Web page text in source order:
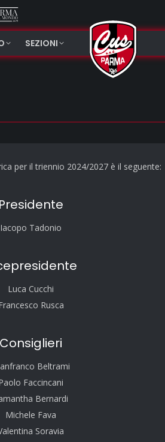
SEZIONI
per il triennio 2024/2027 è il seguente:
Presidente
Iacopo Tadonio
Luca Cucchi
Rusca
Consiglieri
Beltrami
Faccincani
Bernardi
Michele Fava
Soravia